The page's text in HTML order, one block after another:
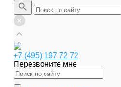
+7 (495) 197 72 72
Перезвоните мне